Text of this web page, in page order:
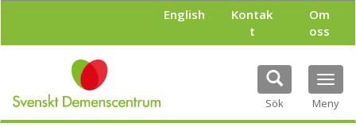
l
English
Kontak
t
Om
oss
Sök Meny